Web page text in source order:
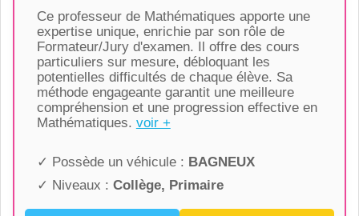
Ce professeur de Mathématiques apporte une
expertise unique, enrichie par son rôle de
Formateur/Jury d'examen. Il offre des cours
particuliers sur mesure, débloquant les
potentielles difficultés de chaque élève. Sa
méthode engageante garantit une meilleure
compréhension et une progression effective en
Mathématiques. voir +
✓ Possède un véhicule : BAGNEUX
✓ Niveaux : Collège, Primaire